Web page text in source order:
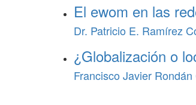
El ewom en las
Dr. Patricio E. Ramírez
¿Globalización o
Francisco Javier